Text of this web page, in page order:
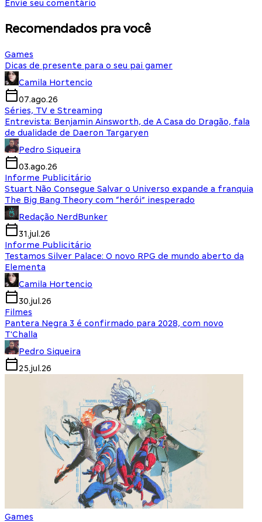
Envie seu comentário
Recomendados pra você
Games
Dicas de presente para o seu pai gamer
Camila Hortencio
07.ago.26
Séries, TV e Streaming
Entrevista: Benjamin Ainsworth, de A Casa do Dragão, fala
de dualidade de Daeron Targaryen
Pedro Siqueira
03.ago.26
Informe Publicitário
Stuart Não Consegue Salvar o Universo expande a franquia
The Big Bang Theory com “herói” inesperado
Redação NerdBunker
31.jul.26
Informe Publicitário
Testamos Silver Palace: O novo RPG de mundo aberto da
Elementa
Camila Hortencio
30.jul.26
Filmes
Pantera Negra 3 é confirmado para 2028, com novo
T'Challa
Pedro Siqueira
25.jul.26
Games